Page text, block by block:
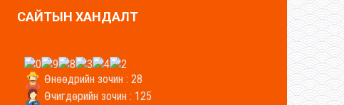
САЙТЫН ХАНДАЛТ
Өнөөдрийн зочин : 28
Өчигдөрийн зочин : 125